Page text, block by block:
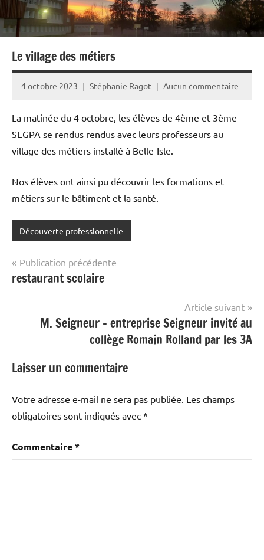
Le village des métiers
4 octobre 2023 Stéphanie Ragot Aucun commentaire
La matinée du 4 octobre, les élèves de 4ème et 3ème
SEGPA se rendus rendus avec leurs professeurs au
village des métiers installé à Belle-Isle.
Nos élèves ont ainsi pu découvrir les formations et
métiers sur le bâtiment et la santé.
Découverte professionnelle
Navigation
de
Publication précédente
restaurant scolaire
Article suivant
M. Seigneur – entreprise Seigneur invité au
collège Romain Rolland par les 3A
Laisser un commentaire
Votre adresse e-mail ne sera pas publiée. Les champs
obligatoires sont indiqués avec *
Commentaire*